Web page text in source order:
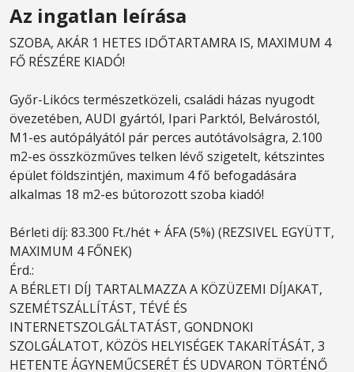
Az ingatlan leírása
SZOBA, AKÁR 1 HETES IDŐTARTAMRA IS, MAXIMUM 4
FŐ RÉSZÉRE KIADÓ!
Győr-Likócs természetközeli, családi házas nyugodt
övezetében, AUDI gyártól, Ipari Parktól, Belvárostól,
M1-es autópályától pár perces autótávolságra, 2.100
m2-es összközműves telken lévő szigetelt, kétszintes
épület földszintjén, maximum 4 fő befogadására
alkalmas 18 m2-es bútorozott szoba kiadó!
Bérleti díj: 83.300 Ft./hét + ÁFA (5%) (REZSIVEL EGYÜTT,
MAXIMUM 4 FŐNEK)
Érd.:
A BÉRLETI DÍJ TARTALMAZZA A KÖZÜZEMI DÍJAKAT,
SZEMÉTSZÁLLÍTÁST, TÉVÉ ÉS
INTERNETSZOLGÁLTATÁST, GONDNOKI
SZOLGÁLATOT, KÖZÖS HELYISÉGEK TAKARÍTÁSÁT, 3
HETENTE ÁGYNEMŰCSERÉT ÉS UDVARON TÖRTÉNŐ